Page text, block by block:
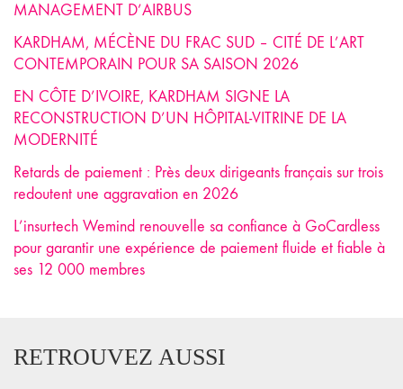
MANAGEMENT D’AIRBUS
KARDHAM, MÉCÈNE DU FRAC SUD – CITÉ DE L’ART
CONTEMPORAIN POUR SA SAISON 2026
EN CÔTE D’IVOIRE, KARDHAM SIGNE LA
RECONSTRUCTION D’UN HÔPITAL-VITRINE DE LA
MODERNITÉ
Retards de paiement : Près deux dirigeants français sur trois
redoutent une aggravation en 2026
L’insurtech Wemind renouvelle sa confiance à GoCardless
pour garantir une expérience de paiement fluide et fiable à
ses 12 000 membres
RETROUVEZ AUSSI